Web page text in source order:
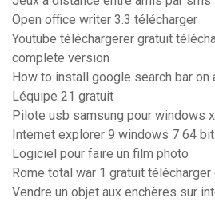
Open office writer 3.3 télécharger
Youtube téléchargerer gratuit
complete version
How to install google search bar on
Léquipe 21 gratuit
Pilote usb samsung pour windows
Internet explorer 9 windows 7 64
Logiciel pour faire un film photo
Rome total war 1 gratuit
Vendre un objet aux enchères sur